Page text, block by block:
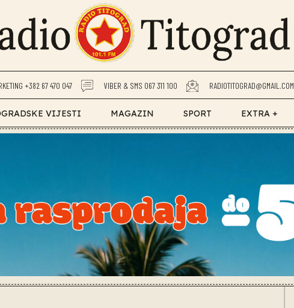
+382 67 470 047 VIBER & SMS 067 311 100 RADIOTITOGRAD@GMAIL.COM
VIJESTI MAGAZIN SPORT EXTRA +